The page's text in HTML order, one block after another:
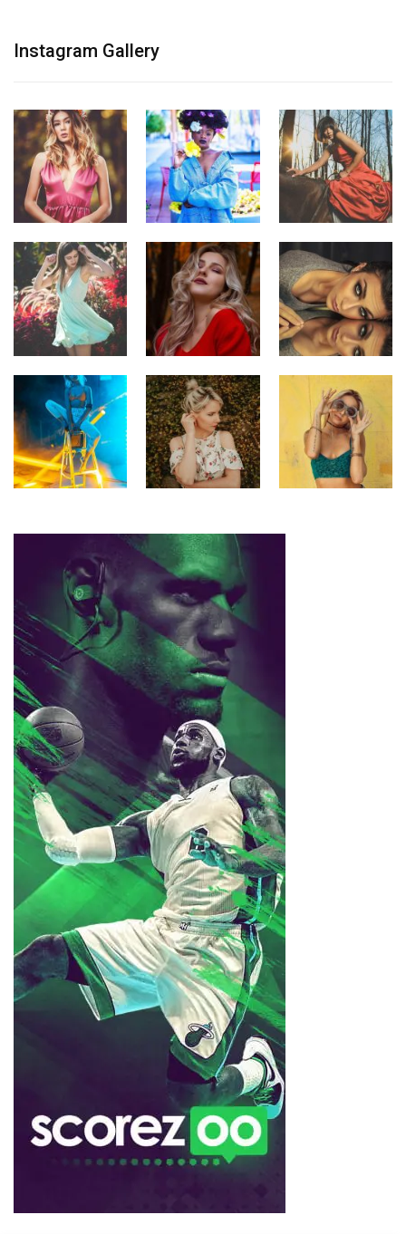
Instagram Gallery